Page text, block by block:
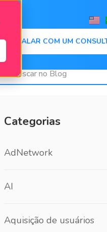
FALAR COM UM
Categorias
AdNetwork
AI
Aquisição de usuários